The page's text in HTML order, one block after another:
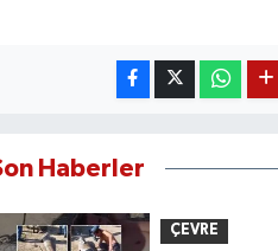
Haberler
ÇEVRE